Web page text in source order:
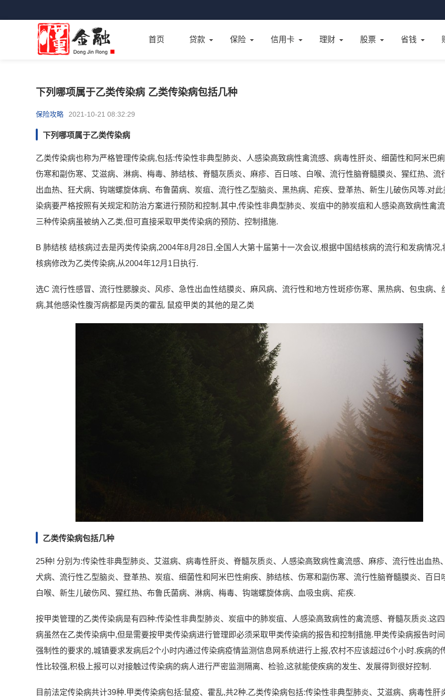
首页 贷款 保险 信用卡 理财 股票 省钱
下列哪项属于乙类传染病 乙类传染病包括几种
保险攻略 2021-10-21 08:32:29
下列哪项属于乙类传染病
乙类传染病也称为严格管理传染病,包括:传染性非典型肺炎、人感染高致病性禽流感、病毒性肝炎、细菌性和阿米巴痢
伤寒和副伤寒、艾滋病、淋病、梅毒、肺结核、脊髓灰质炎、麻疹、百日咳、白喉、流行性脑脊髓膜炎、猩红热、流
出血热、狂犬病、钩端螺旋体病、布鲁菌病、炭疽、流行性乙型脑炎、黑热病、疟疾、登革热、新生儿破伤风等.对此
染病要严格按照有关规定和防治方案进行预防和控制.其中,传染性非典型肺炎、炭疽中的肺炭疽和人感染高致病性禽
三种传染病虽被纳入乙类,但可直接采取甲类传染病的预防、控制措施.
B 肺结核 结核病过去是丙类传染病,2004年8月28日,全国人大第十届第十一次会议,根据中国结核病的流行和发病情况,
核病修改为乙类传染病,从2004年12月1日执行.
选C 流行性感冒、流行性腮腺炎、风疹、急性出血性结膜炎、麻风病、流行性和地方性斑疹伤寒、黑热病、包虫病、
病,其他感染性腹泻病都是丙类的霍乱 鼠疫甲类的其他的是乙类
乙类传染病包括几种
25种! 分别为:传染性非典型肺炎、艾滋病、病毒性肝炎、脊髓灰质炎、人感染高致病性禽流感、麻疹、流行性出血热
犬病、流行性乙型脑炎、登革热、炭疽、细菌性和阿米巴性痢疾、肺结核、伤寒和副伤寒、流行性脑脊髓膜炎、百日
白喉、新生儿破伤风、猩红热、布鲁氏菌病、淋病、梅毒、钩端螺旋体病、血吸虫病、疟疾.
按甲类管理的乙类传染病是有四种:传染性非典型肺炎、炭疽中的肺炭疽、人感染高致病性的禽流感、脊髓灰质炎.这
病虽然在乙类传染病中,但是需要按甲类传染病进行管理即必须采取甲类传染病的报告和控制措施.甲类传染病报告时
强制性的要求的,城镇要求发病后2个小时内通过传染病疫情监测信息网系统进行上报,农村不应该超过6个小时.疾病的
性比较强,积极上报可以对接触过传染病的病人进行严密监测隔离、检验,这就能使疾病的发生、发展得到很好控制.
目前法定传染病共计39种.甲类传染病包括:鼠疫、霍乱,共2种.乙类传染病包括:传染性非典型肺炎、艾滋病、病毒性肝